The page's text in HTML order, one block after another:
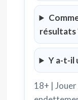
résultats
Y a-t-il
18+ |